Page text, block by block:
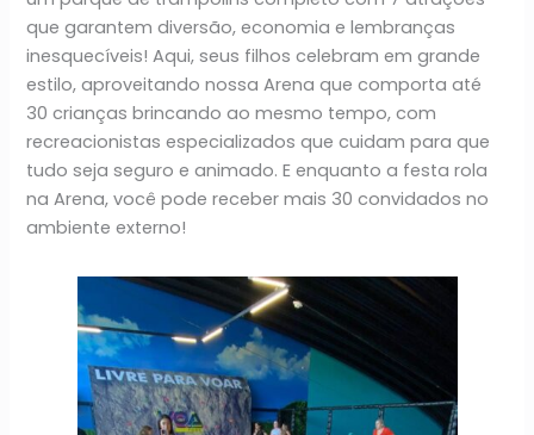
que garantem diversão, economia e lembranças
inesquecíveis! Aqui, seus filhos celebram em grande
estilo, aproveitando nossa Arena que comporta até
30 crianças brincando ao mesmo tempo, com
recreacionistas especializados que cuidam para que
tudo seja seguro e animado. E enquanto a festa rola
na Arena, você pode receber mais 30 convidados no
ambiente externo!